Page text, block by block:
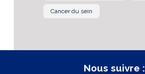
Cancer du sein
Nous suivre :